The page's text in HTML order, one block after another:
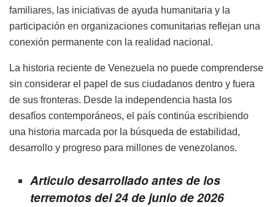
familiares, las iniciativas de ayuda humanitaria y la
participación en organizaciones comunitarias reflejan una
conexión permanente con la realidad nacional.
La historia reciente de Venezuela no puede comprenderse
sin considerar el papel de sus ciudadanos dentro y fuera
de sus fronteras. Desde la independencia hasta los
desafíos contemporáneos, el país continúa escribiendo
una historia marcada por la búsqueda de estabilidad,
desarrollo y progreso para millones de venezolanos.
Articulo desarrollado antes de los
terremotos del 24 de junio de 2026